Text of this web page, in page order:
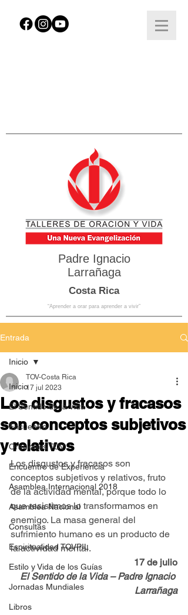
Padre Ignacio
Larrañaga
Costa Rica
“Aprender a orar para aprender a vivir”
Entrada
Inicio
El Sentido de la Vida
Encuentro
Oraciones TOV
Encuentro de Experiencia
Asamblea Internacional 2018
Asamblea Nacional
Consultas
Espiritualidad TOVPIL
Estilo y Vida de los Guías
Jornadas Mundiales
Libros
Inicio
Los disgustos y fracasos
son conceptos subjetivos
y relativos
TOV-Costa Rica
17 jul 2023
Los disgustos y fracasos son
conceptos subjetivos y relativos, fruto
de la actividad mental, porque todo lo
que resistimos lo transformamos en
enemigo. La masa general del
sufrimiento humano es un producto de
la actividad mental.
17 de julio
El Sentido de la Vida – Padre Ignacio
Larrañaga